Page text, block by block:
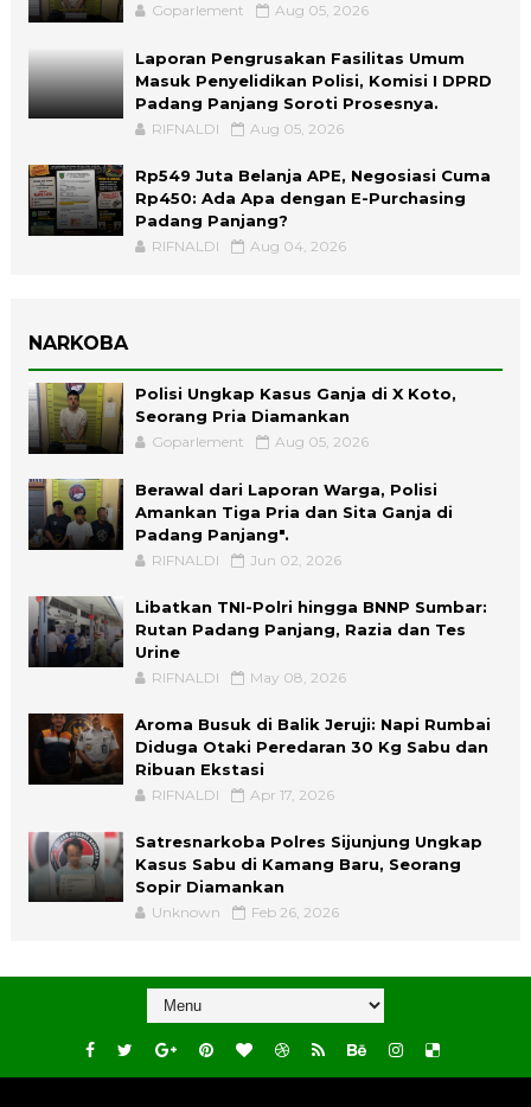
Goparlement Aug 05, 2026
Laporan Pengrusakan Fasilitas Umum
Masuk Penyelidikan Polisi, Komisi I DPRD
Padang Panjang Soroti Prosesnya.
RIFNALDI Aug 05, 2026
Rp549 Juta Belanja APE, Negosiasi Cuma
Rp450: Ada Apa dengan E-Purchasing
Padang Panjang?
RIFNALDI Aug 04, 2026
NARKOBA
Polisi Ungkap Kasus Ganja di X Koto,
Seorang Pria Diamankan
Goparlement Aug 05, 2026
Berawal dari Laporan Warga, Polisi
Amankan Tiga Pria dan Sita Ganja di
Padang Panjang".
RIFNALDI Jun 02, 2026
Libatkan TNI-Polri hingga BNNP Sumbar:
Rutan Padang Panjang, Razia dan Tes
Urine
RIFNALDI May 08, 2026
Aroma Busuk di Balik Jeruji: Napi Rumbai
Diduga Otaki Peredaran 30 Kg Sabu dan
Ribuan Ekstasi
RIFNALDI Apr 17, 2026
Satresnarkoba Polres Sijunjung Ungkap
Kasus Sabu di Kamang Baru, Seorang
Sopir Diamankan
Unknown Feb 26, 2026